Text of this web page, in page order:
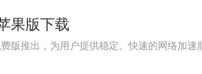
果版下载
版推出，为用户提供稳定、快速的网络加速